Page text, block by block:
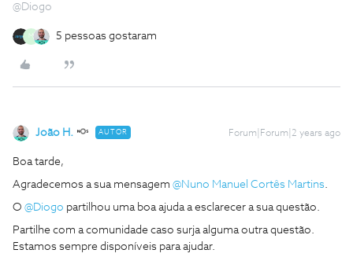
@Diogo
M 5 pessoas gostaram
João H. AUTOR Forum|Forum|2 years ago
Boa tarde,
Agradecemos a sua mensagem @Nuno Manuel Cortês Martins
O @Diogo partilhou uma boa ajuda a esclarecer a sua questão.
Partilhe com a comunidade caso surja alguma outra questão.
Estamos sempre disponíveis para ajudar.